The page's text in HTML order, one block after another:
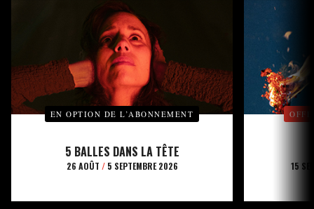
EN OPTION DE L’ABONNEMENT
5 BALLES DANS LA TÊTE
26 AOÛT /5 SEPTEMBRE 2026 15